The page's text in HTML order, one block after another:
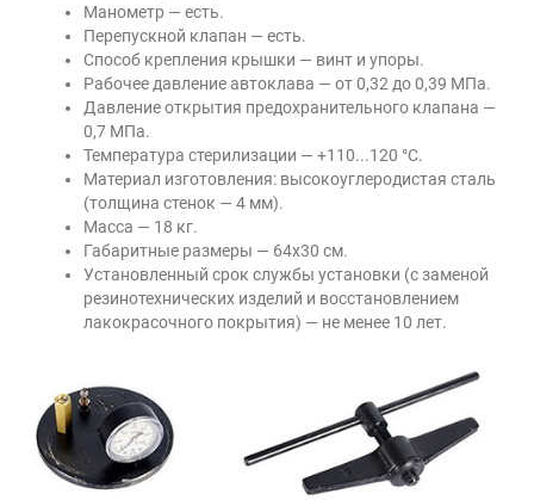
Манометр — есть.
Перепускной клапан — есть.
Способ крепления крышки — винт и упоры.
Рабочее давление автоклава — от 0,32 до 0,39 МПа.
Давление открытия предохранительного клапана —
0,7 МПа.
Температура стерилизации — +110...120 °С.
Материал изготовления: высокоуглеродистая сталь
(толщина стенок — 4 мм).
Масса — 18 кг.
Габаритные размеры — 64х30 см.
Установленный срок службы установки (с заменой
резинотехнических изделий и восстановлением
лакокрасочного покрытия) — не менее 10 лет.